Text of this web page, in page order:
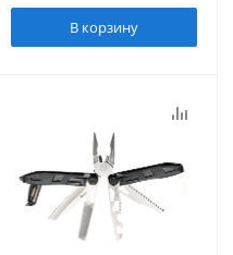
В корзину